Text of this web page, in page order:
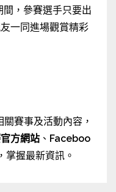
，參賽選手只要出
一同進場觀賞精彩
賽事及活動內容，
方網站 、 Faceboo
掌握最新資訊。